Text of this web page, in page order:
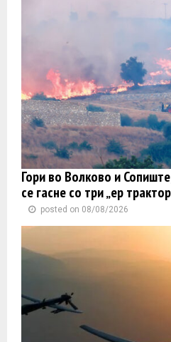
Гори во Волково и
се гасне со три „ер
posted on 08/08/2026